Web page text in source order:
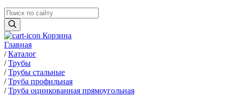
Корзина
Главная
/ Каталог
/ Трубы
/ Трубы стальные
/ Труба профильная
/ Труба оцинкованная прямоугольная